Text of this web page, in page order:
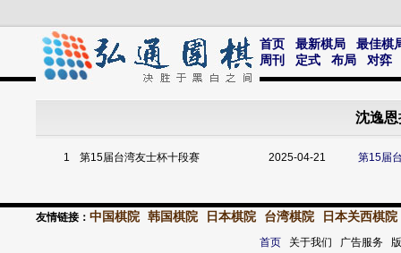
首页 最新棋局
最佳棋
周刊
定式 布局 对弈
沈逸
1 第15届台湾友士杯十段赛 2025-04-21 第15届
友情链接： 中国棋院 韩国棋院 日本棋院 台湾棋院 日本关西棋院
首页关于我们 广告服务